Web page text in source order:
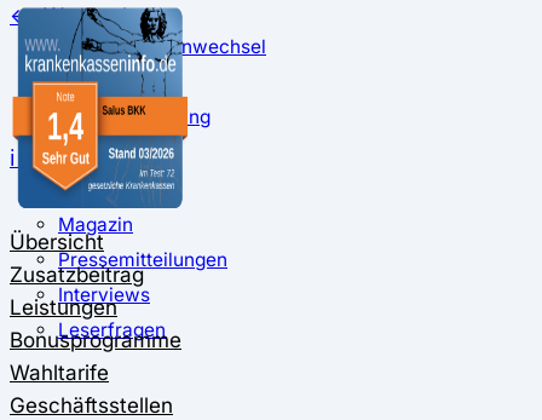
↔ Wechsel
Krankenkassenwechsel
Kündigung
Musterkündigung
ℹ Ratgeber
Nachrichten
Magazin
Pressemitteilungen
Interviews
Leserfragen
Übersicht
Zusatzbeitrag
Leistungen
Bonusprogramme
Wahltarife
Geschäftsstellen